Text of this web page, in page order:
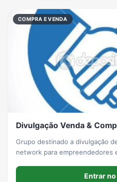
COMPRA E VENDA
Divulgação Venda &
Grupo destinado a divulgação
network para empreendedores
Entrar